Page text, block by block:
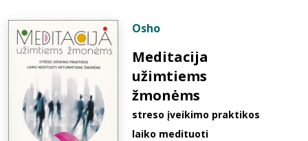
Osho
Meditacija
užimtiems
žmonėms
streso įveikimo praktikos
laiko medituoti